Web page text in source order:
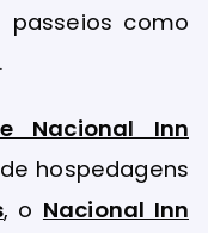
como
Nacional Inn
hospedagens
, o Nacional Inn